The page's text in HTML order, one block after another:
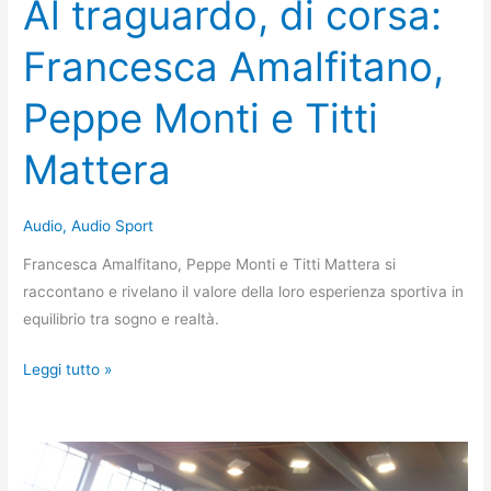
Al traguardo, di corsa:
Francesca Amalfitano,
Peppe Monti e Titti
Mattera
Audio,Audio Sport
Francesca Amalfitano, Peppe Monti e Titti Mattera si
raccontano e rivelano il valore della loro esperienza sportiva in
equilibrio tra sogno e realtà.
Al
corsa:
Francesca
Leggi tutto »